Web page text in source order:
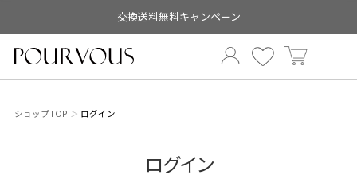
交換送料無料キャンペーン
ショップTOP ログイン
ログイン